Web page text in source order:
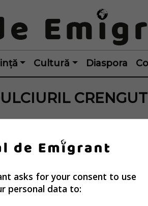
Cultură Diaspora
asks for your consent to use
personal data to: